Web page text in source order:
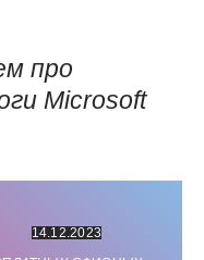
про
Microsoft
14.12.2023